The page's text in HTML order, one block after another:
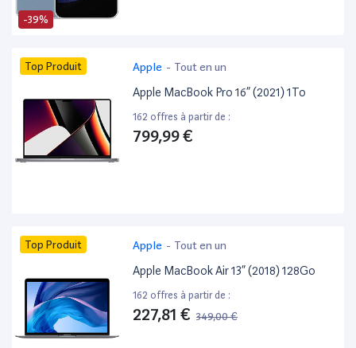
-39%
Top Produit Apple - Tout en un
Apple MacBook Pro 16” (2021) 1To
162 offres à partir de :
799,99 €
Top Produit Apple - Tout en un
Apple MacBook Air 13” (2018) 128Go
162 offres à partir de :
227,81 € 349,00 €